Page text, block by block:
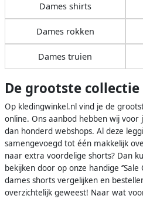
Dames shirts
Dames rokken
Dames truien
De grootste
Op kledingwinkel.nl vind je de
online. Ons aanbod hebben wij
dan honderd webshops. Al deze
samengevoegd tot één makkelijk
naar extra voordelige shorts? Dan
bekijken door op onze handige
dames shorts vergelijken en
overzichtelijk geweest! Naar wat